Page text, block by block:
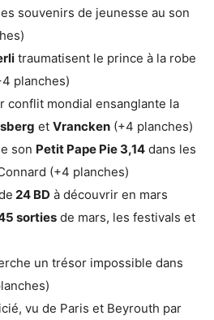
souvenirs de jeunesse au son
traumatisent le prince à la robe
planches)
conflit mondial ensanglante la
et Vrancken (+4 planches)
son Petit Pape Pie 3,14 dans les
(+4 planches)
24 BD à découvrir en mars
sorties de mars, les festivals et
un trésor impossible dans
vu de Paris et Beyrouth par